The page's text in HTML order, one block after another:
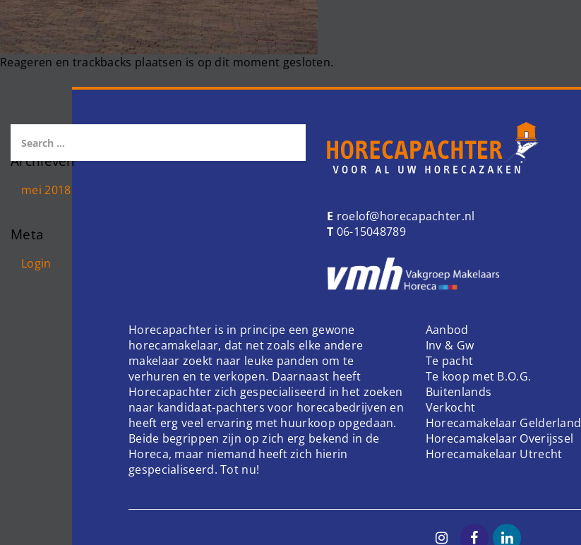
Reageren en trackbacks plaatsen is op dit moment gesloten.
Archieven
mei 2018
Meta
Login
E roelof@horecapachter.nl
T 06-15048789
Horecapachter is in principe een gewone
horecamakelaar, dat net zoals elke andere
makelaar zoekt naar leuke panden om te
verhuren en te verkopen. Daarnaast heeft
Horecapachter zich gespecialiseerd in het zoeken
naar kandidaat-pachters voor horecabedrijven en
heeft erg veel ervaring met huurkoop opgedaan.
Beide begrippen zijn op zich erg bekend in de
Horeca, maar niemand heeft zich hierin
gespecialiseerd. Tot nu!
Aanbod
Inv & Gw
Te pacht
Te koop met B.O.G.
Buitenlands
Verkocht
Horecamakelaar Gelderland
Horecamakelaar Overijssel
Horecamakelaar Utrecht